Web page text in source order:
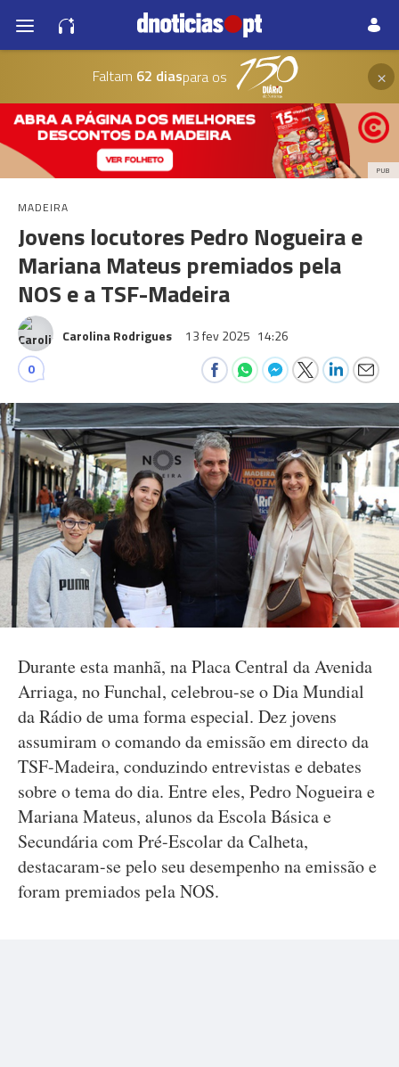
Faltam 62 diaspara os ×
PUB
MADEIRA
Jovens locutores Pedro Nogueira e
Mariana Mateus premiados pela
NOS e a TSF-Madeira
Carolina Rodrigues 13 fev 2025 14:26
0
Durante esta manhã, na Placa Central da Avenida
Arriaga, no Funchal, celebrou-se o Dia Mundial
da Rádio de uma forma especial. Dez jovens
assumiram o comando da emissão em directo da
TSF-Madeira, conduzindo entrevistas e debates
sobre o tema do dia. Entre eles, Pedro Nogueira e
Mariana Mateus, alunos da Escola Básica e
Secundária com Pré-Escolar da Calheta,
destacaram-se pelo seu desempenho na emissão e
foram premiados pela NOS.